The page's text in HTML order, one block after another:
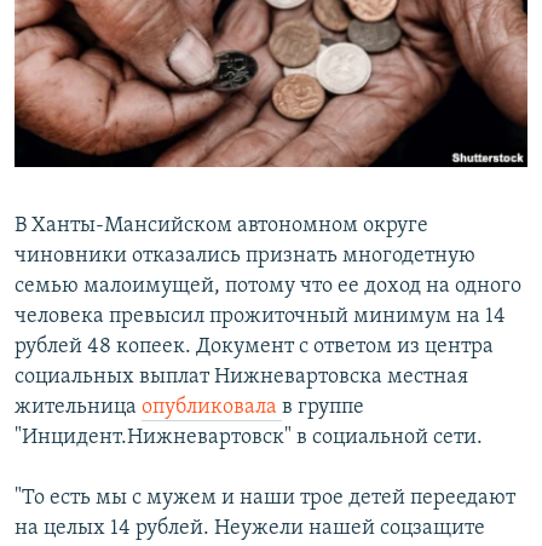
ПОДПИШИТЕСЬ НА РАССЫЛКУ
СОЦИАЛЬНЫЕ СЕТИ
Все сайты РСЕ/РС
В Ханты-Мансийском автономном округе
чиновники отказались признать многодетную
семью малоимущей, потому что ее доход на одного
человека превысил прожиточный минимум на 14
рублей 48 копеек. Документ с ответом из центра
социальных выплат Нижневартовска местная
жительница опубликовала в группе
"Инцидент.Нижневартовск" в социальной сети.
"То есть мы с мужем и наши трое детей переедают
на целых 14 рублей. Неужели нашей соцзащите